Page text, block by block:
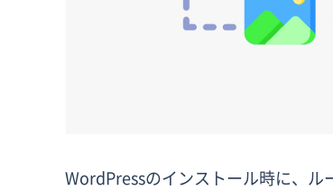
WordPressのインストール時に、